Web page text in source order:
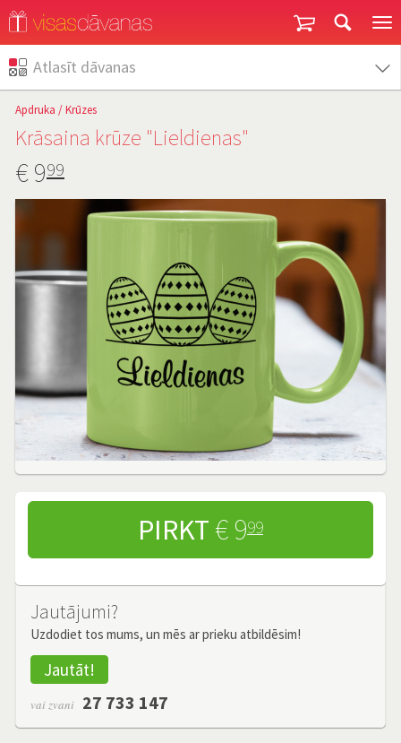
Atlasīt dāvanas
Apdruka /Krūzes
Krāsaina krūze "Lieldienas"
€999
PIRKT € 999
Jautājumi?
Uzdodiet tos mums, un mēs ar prieku atbildēsim!
Jautāt!
vai zvani 27 733 147